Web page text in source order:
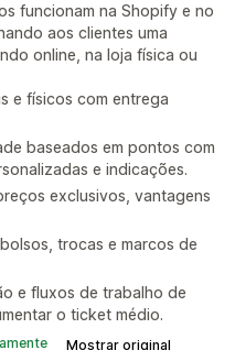
funcionam na Shopify e no
aos clientes uma
online, na loja física ou
e físicos com entrega
baseados em pontos com
e indicações.
exclusivos, vantagens
trocas e marcos de
e fluxos de trabalho de
o ticket médio.
Mostrar original